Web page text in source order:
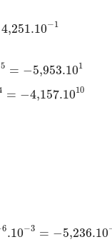
4,251.10−1
4,251.10−1
5 = −5,953.101
5 5,953.101
= −4,157.1010
4,157.1010
6.10−3 = −5,236.10
6 .10−3 5,236.10−